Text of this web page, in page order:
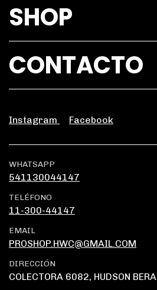
SHOP
CONTACTO
Instagram Facebook
WHATSAPP
541130044147
TELÉFONO
11-300-44147
EMAIL
PROSHOP.HWC@GMAIL.COM
DIRECCIÓN
COLECTORA 6082, HUDSON